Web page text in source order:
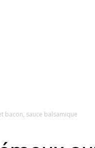
bacon, sauce balsamique